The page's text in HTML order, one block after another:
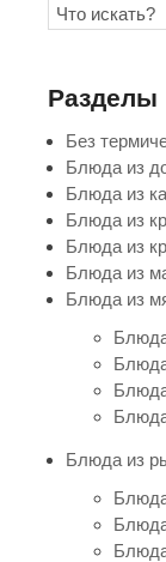
Разделы
Без
Блюда из
Блюда из
Блюда из
Блюда из
Блюда из
Блюда из
Блюда из